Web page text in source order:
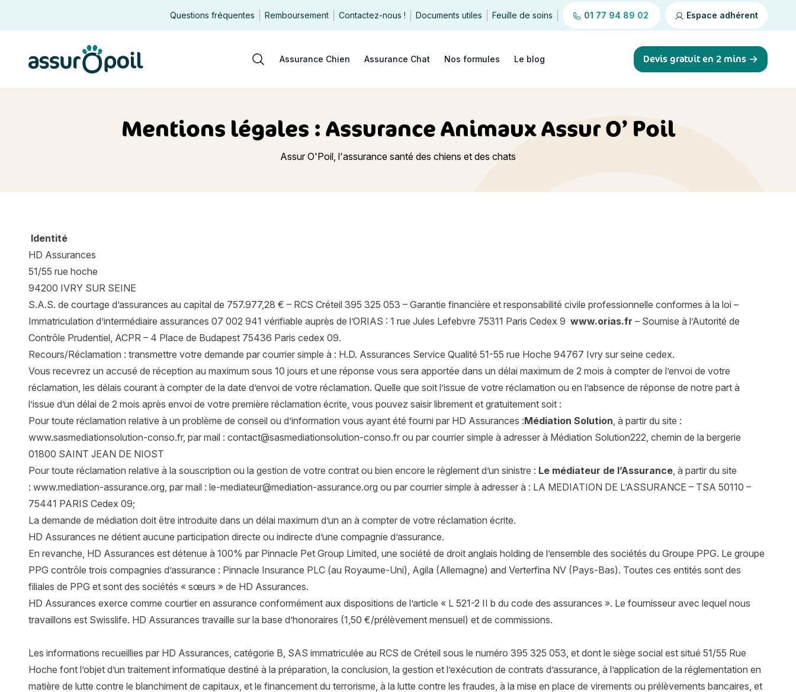
Questions fréquentes Remboursement Contactez-nous ! Documents utiles Feuille de soins 01 77 94 89 02 Espace adhérent
Rechercher
Assurance Chien Assurance Chat Nos formules Le blog Devis gratuit en 2 mins
Mentions légales : Assurance Animaux Assur O’ Poil
Assur O'Poil, l'assurance santé des chiens et des chats
Identité
HD Assurances
51/55 rue hoche
94200 IVRY SUR SEINE
S.A.S. de courtage d’assurances au capital de 757.977,28 € – RCS Créteil 395 325 053 – Garantie financière et responsabilité civile professionnelle conformes à la loi –
Immatriculation d’intermédiaire assurances 07 002 941 vérifiable auprès de l’ORIAS : 1 rue Jules Lefebvre 75311 Paris Cedex 9 www.orias.fr – Soumise à l’Autorité de
Contrôle Prudentiel, ACPR – 4 Place de Budapest 75436 Paris cedex 09.
Recours/Réclamation : transmettre votre demande par courrier simple à : H.D. Assurances Service Qualité 51-55 rue Hoche 94767 Ivry sur seine cedex.
Vous recevrez un accusé de réception au maximum sous 10 jours et une réponse vous sera apportée dans un délai maximum de 2 mois à compter de l’envoi de votre
réclamation, les délais courant à compter de la date d’envoi de votre réclamation. Quelle que soit l’issue de votre réclamation ou en l’absence de réponse de notre part à
l’issue d’un délai de 2 mois après envoi de votre première réclamation écrite, vous pouvez saisir librement et gratuitement soit :
Pour toute réclamation relative à un problème de conseil ou d’information vous ayant été fourni par HD Assurances :Médiation Solution, à partir du site :
www.sasmediationsolution-conso.fr, par mail : contact@sasmediationsolution-conso.fr ou par courrier simple à adresser à Médiation Solution222, chemin de la bergerie
01800 SAINT JEAN DE NIOST
Pour toute réclamation relative à la souscription ou la gestion de votre contrat ou bien encore le règlement d’un sinistre : Le médiateur de l’Assurance, à partir du site
: www.mediation-assurance.org, par mail : le-mediateur@mediation-assurance.org ou par courrier simple à adresser à : LA MEDIATION DE L’ASSURANCE – TSA 50110 –
75441 PARIS Cedex 09;
La demande de médiation doit être introduite dans un délai maximum d’un an à compter de votre réclamation écrite.
HD Assurances ne détient aucune participation directe ou indirecte d’une compagnie d’assurance.
En revanche, HD Assurances est détenue à 100% par Pinnacle Pet Group Limited, une société de droit anglais holding de l’ensemble des sociétés du Groupe PPG. Le groupe
PPG contrôle trois compagnies d’assurance : Pinnacle Insurance PLC (au Royaume-Uni), Agila (Allemagne) and Verterfina NV (Pays-Bas). Toutes ces entités sont des
filiales de PPG et sont des sociétés « sœurs » de HD Assurances.
HD Assurances exerce comme courtier en assurance conformément aux dispositions de l’article « L 521-2 II b du code des assurances ». Le fournisseur avec lequel nous
travaillons est Swisslife. HD Assurances travaille sur la base d’honoraires (1,50 €/prélèvement mensuel) et de commissions.
Les informations recueillies par HD Assurances, catégorie B, SAS immatriculée au RCS de Créteil sous le numéro 395 325 053, et dont le siège social est situé 51/55 Rue
Hoche font l’objet d’un traitement informatique destiné à la préparation, la conclusion, la gestion et l’exécution de contrats d’assurance, à l’application de la réglementation en
matière de lutte contre le blanchiment de capitaux, et le financement du terrorisme, à la lutte contre les fraudes, à la mise en place de virements ou prélèvements bancaires, et